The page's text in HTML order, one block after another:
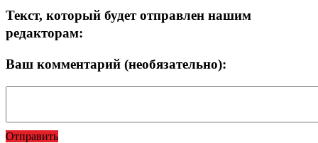
Текст, который будет отправлен нашим
редакторам:
Ваш комментарий (необязательно):
Отправить